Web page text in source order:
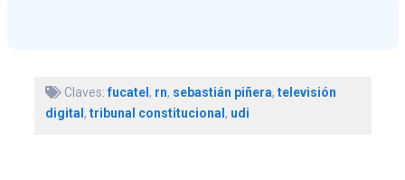
Claves:fucatel, rn, sebastián piñera, televisión
digital, tribunal constitucional, udi